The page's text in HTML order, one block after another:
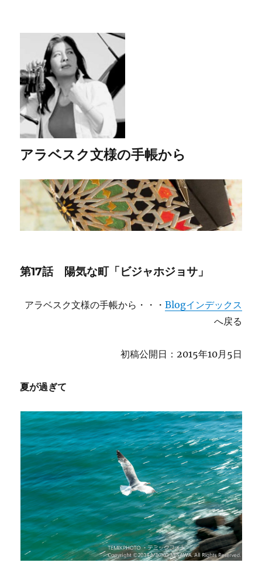
アラベスク文様の手帳から
第17話 陽気な町「ビジャホジョサ」
アラベスク文様の手帳から・・・ Blogインデックス
へ戻る
初稿公開日：2015年10月5日
夏が過ぎて